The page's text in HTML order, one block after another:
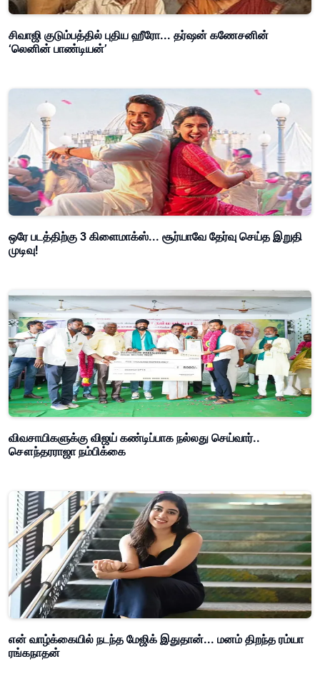
சிவாஜி குடும்பத்தில் புதிய ஹீரோ... தர்ஷன் கணேசனின்
‘லெனின் பாண்டியன்’
ஒரே படத்திற்கு 3 கிளைமாக்ஸ்... சூர்யாவே தேர்வு செய்த இறுதி
முடிவு!
விவசாயிகளுக்கு விஜய் கண்டிப்பாக நல்லது செய்வார்..
சௌந்தரராஜா நம்பிக்கை
என் வாழ்க்கையில் நடந்த மேஜிக் இதுதான்... மனம் திறந்த ரம்யா
ரங்கநாதன்